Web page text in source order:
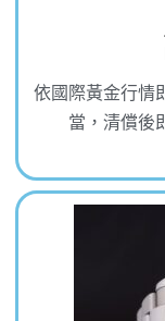
依國際黃金行情
當，清償後